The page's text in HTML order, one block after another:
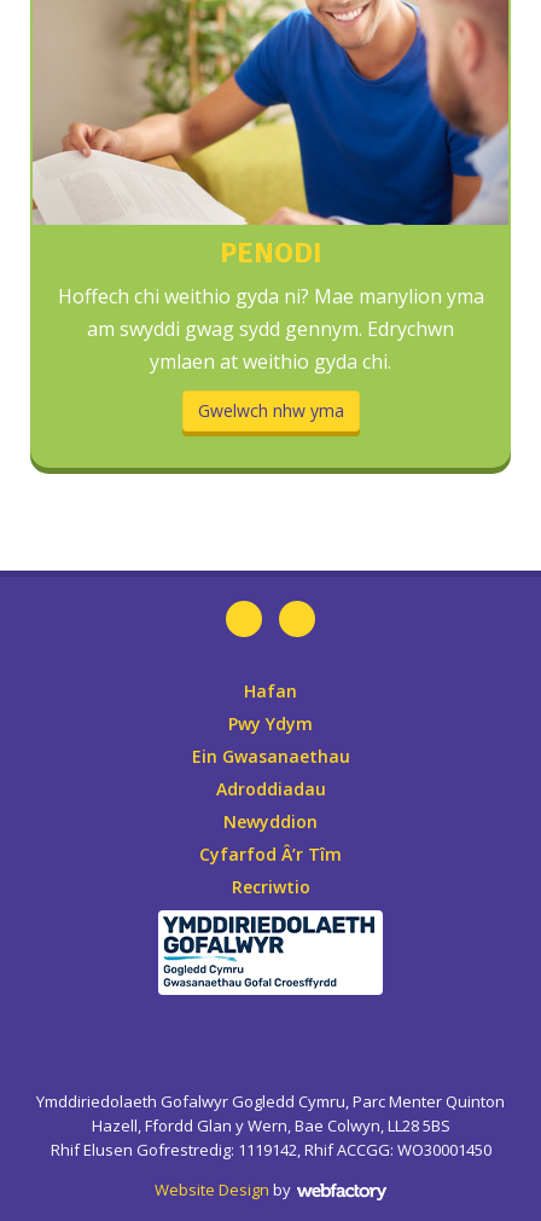
PENODI
Hoffech chi weithio gyda ni? Mae manylion yma
am swyddi gwag sydd gennym. Edrychwn
ymlaen at weithio gyda chi.
Gwelwch nhw yma
Hafan
Pwy Ydym
Ein Gwasanaethau
Adroddiadau
Newyddion
Cyfarfod Â’r Tîm
Recriwtio
Taflenni
RHOI
Ymddiriedolaeth Gofalwyr Gogledd Cymru, Parc Menter Quinton
Hazell, Ffordd Glan y Wern, Bae Colwyn, LL28 5BS
Rhif Elusen Gofrestredig: 1119142, Rhif ACCGG: WO30001450
Website Design by